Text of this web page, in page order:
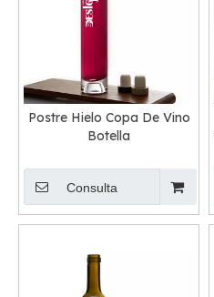
Postre Hielo Copa De Vino
Botella
Consulta